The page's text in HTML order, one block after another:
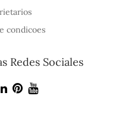
condicoes
Redes Sociales